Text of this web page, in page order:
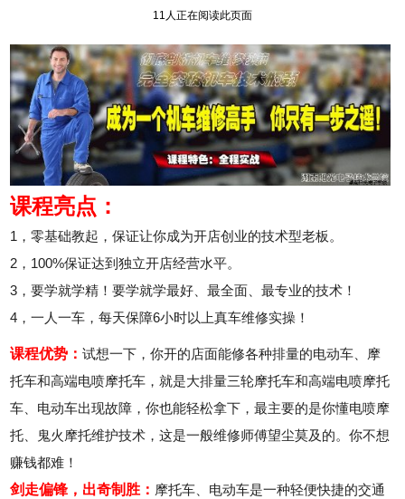
11人正在阅读此页面
课程亮点：
1，零基础教起，保证让你成为开店创业的技术型老板。
2，100%保证达到独立开店经营水平。
3，要学就学精！要学就学最好、最全面、最专业的技术！
4，一人一车，每天保障6小时以上真车维修实操！
课程优势：试想一下，你开的店面能修各种排量的电动车、摩
托车和高端电喷摩托车，就是大排量三轮摩托车和高端电喷摩托
车、电动车出现故障，你也能轻松拿下，最主要的是你懂电喷摩
托、鬼火摩托维护技术，这是一般维修师傅望尘莫及的。你不想
赚钱都难！
剑走偏锋，出奇制胜： 摩托车、电动车是一种轻便快捷的交通